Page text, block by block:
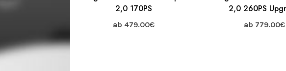
2,0 170PS
ab 479.00€
2,0 260PS
ab 779.00€